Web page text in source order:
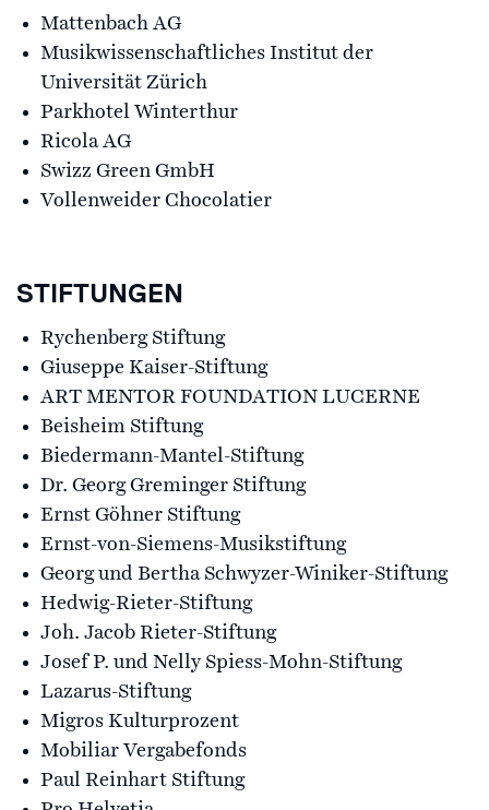
Mattenbach AG
Musikwissenschaftliches Institut der
Universität Zürich
Parkhotel Winterthur
Ricola AG
Swizz Green GmbH
Vollenweider Chocolatier
STIFTUNGEN
Rychenberg Stiftung
Giuseppe Kaiser-Stiftung
ART MENTOR FOUNDATION LUCERNE
Beisheim Stiftung
Biedermann-Mantel-Stiftung
Dr. Georg Greminger Stiftung
Ernst Göhner Stiftung
Ernst-von-Siemens-Musikstiftung
Georg und Bertha Schwyzer-Winiker-Stiftung
Hedwig-Rieter-Stiftung
Joh. Jacob Rieter-Stiftung
Josef P. und Nelly Spiess-Mohn-Stiftung
Lazarus-Stiftung
Migros Kulturprozent
Mobiliar Vergabefonds
Paul Reinhart Stiftung